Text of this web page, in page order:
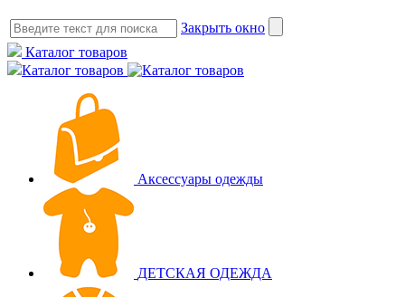
Закрыть окно
Каталог товаров
Каталог товаров
Аксессуары одежды
ДЕТСКАЯ ОДЕЖДА